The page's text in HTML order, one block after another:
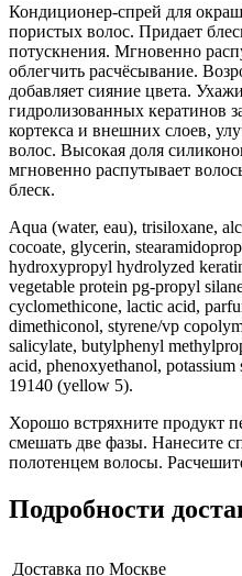
Кондиционер-спрей для
пористых волос. Придает
потускнения. Мгновенно
облегчить расчёсывание.
добавляет сияние цвета.
гидролизованных кератинов
кортекса и внешних слоев,
волос. Высокая доля
мгновенно распутывает
блеск.
Aqua (water, eau), trisiloxane,
cocoate, glycerin,
hydroxypropyl hydrolyzed
vegetable protein pg-propyl
cyclomethicone, lactic acid,
dimethiconol, styrene/vp
salicylate, butylphenyl
acid, phenoxyethanol,
19140 (yellow 5).
Хорошо встряхните продукт
смешать две фазы. Нанесите
полотенцем волосы.
Подробности
Доставка по Москве